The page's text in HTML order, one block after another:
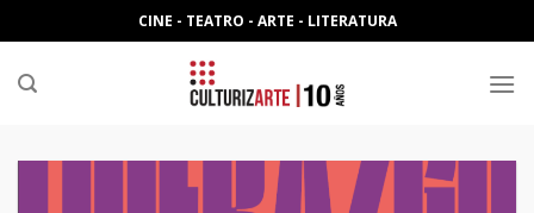
to
content
CINE - TEATRO - ARTE - LITERATURA